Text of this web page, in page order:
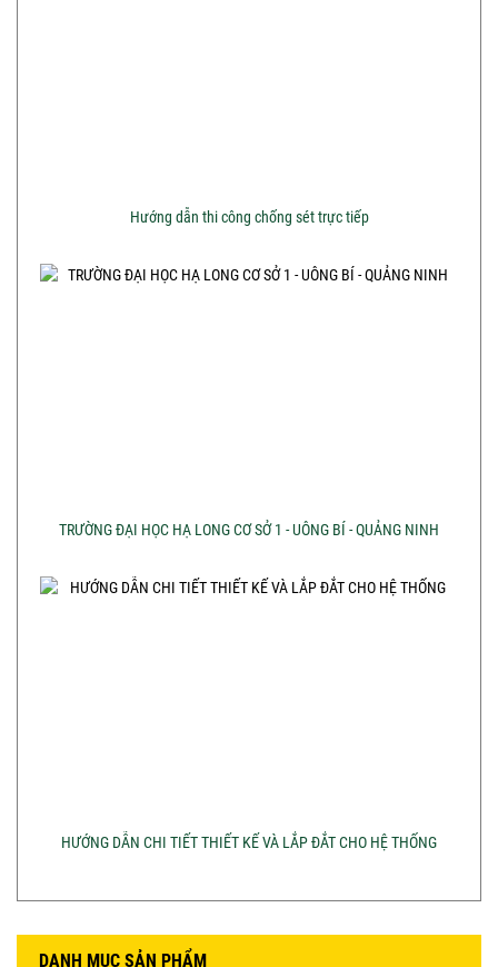
Hướng dẫn thi công chống sét trực tiếp
TRƯỜNG ĐẠI HỌC HẠ LONG CƠ SỞ 1 - UÔNG BÍ - QUẢNG NINH
HƯỚNG DẪN CHI TIẾT THIẾT KẾ VÀ LẮP ĐẮT CHO HỆ THỐNG
DANH MỤC SẢN PHẨM